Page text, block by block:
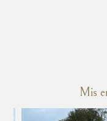
Mis